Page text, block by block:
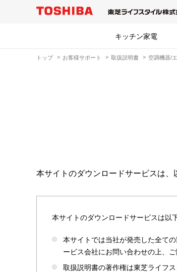
キッチン家電
トップ お客様サポート 取扱説明書 空調機器/
本サイトのダウンロードサービスは、
本サイトのダウンロードサービスは以
本サイトでは当社が発売した全て
ービス会社にお問い合わせの上、
取扱説明書の著作権は東芝ライフ